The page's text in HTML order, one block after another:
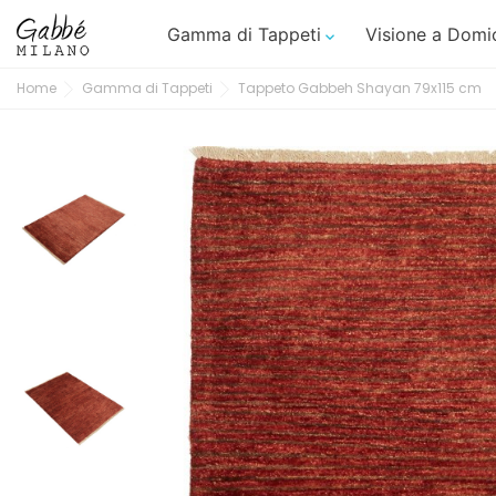
Gamma di Tappeti  Visione a
Home Gamma di Tappeti Tappeto Gabbeh Shayan 79x115 cm